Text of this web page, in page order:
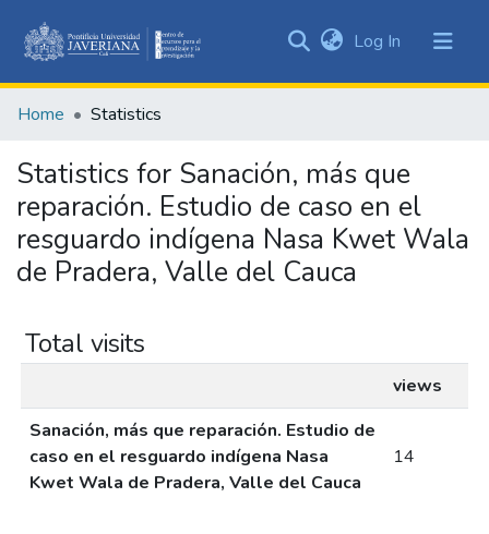
&
All of DSpace
Log In (current)
Home Statistics
Statistics for Sanación, más que
reparación. Estudio de caso en el
resguardo indígena Nasa Kwet Wala
de Pradera, Valle del Cauca
Total visits
views
Sanación, más que reparación. Estudio de
caso en el resguardo indígena Nasa
Kwet Wala de Pradera, Valle del Cauca
14